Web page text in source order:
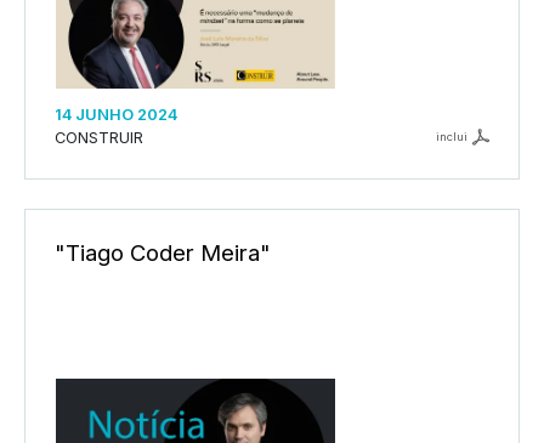
14 JUNHO 2024
CONSTRUIR
inclui
"Tiago Coder Meira"